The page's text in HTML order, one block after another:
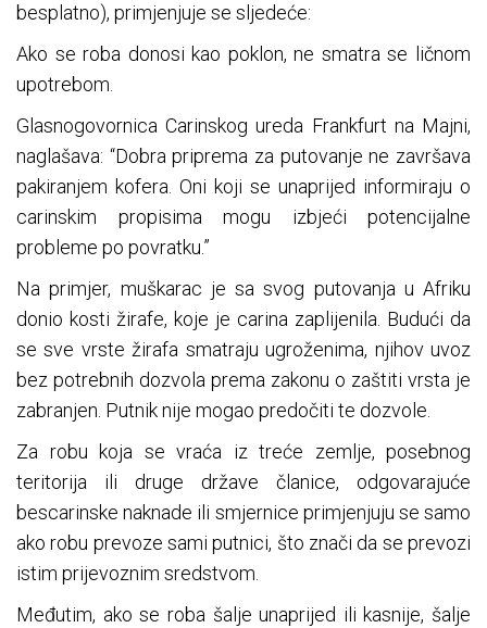
besplatno), primjenjuje se sljedeće:
Ako se roba donosi kao poklon, ne smatra se ličnom
upotrebom.
Glasnogovornica Carinskog ureda Frankfurt na Majni,
naglašava: “Dobra priprema za putovanje ne završava
pakiranjem kofera. Oni koji se unaprijed informiraju o
carinskim propisima mogu izbjeći potencijalne
probleme po povratku.”
Na primjer, muškarac je sa svog putovanja u Afriku
donio kosti žirafe, koje je carina zaplijenila. Budući da
se sve vrste žirafa smatraju ugroženima, njihov uvoz
bez potrebnih dozvola prema zakonu o zaštiti vrsta je
zabranjen. Putnik nije mogao predočiti te dozvole.
Za robu koja se vraća iz treće zemlje, posebnog
teritorija ili druge države članice, odgovarajuće
bescarinske naknade ili smjernice primjenjuju se samo
ako robu prevoze sami putnici, što znači da se prevozi
istim prijevoznim sredstvom.
Međutim, ako se roba šalje unaprijed ili kasnije, šalje